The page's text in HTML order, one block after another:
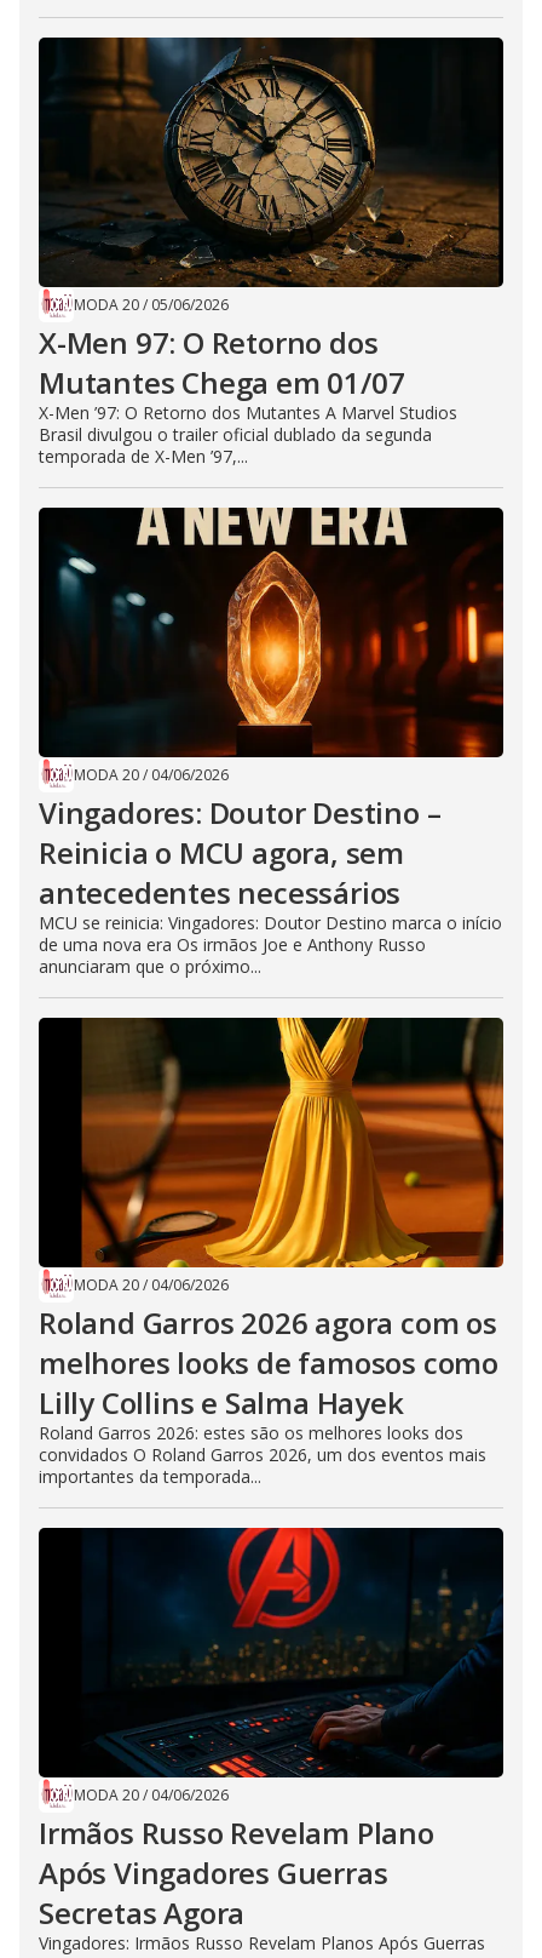
MODA 20/ 05/06/2026
X-Men 97: O Retorno dos
Mutantes Chega em 01/07
X-Men ’97: O Retorno dos Mutantes A Marvel Studios
Brasil divulgou o trailer oficial dublado da segunda
temporada de X-Men ’97,...
MODA 20/ 04/06/2026
Vingadores: Doutor Destino –
Reinicia o MCU agora, sem
antecedentes necessários
MCU se reinicia: Vingadores: Doutor Destino marca o início
de uma nova era Os irmãos Joe e Anthony Russo
anunciaram que o próximo...
MODA 20/ 04/06/2026
Roland Garros 2026 agora com os
melhores looks de famosos como
Lilly Collins e Salma Hayek
Roland Garros 2026: estes são os melhores looks dos
convidados O Roland Garros 2026, um dos eventos mais
importantes da temporada...
MODA 20/ 04/06/2026
Irmãos Russo Revelam Plano
Após Vingadores Guerras
Secretas Agora
Vingadores: Irmãos Russo Revelam Planos Após Guerras